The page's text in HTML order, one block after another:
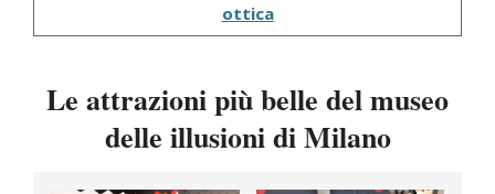
ottica
Le attrazioni più belle del museo
delle illusioni di Milano